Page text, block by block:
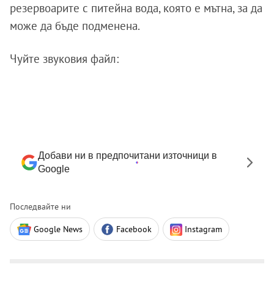
резервоарите с питейна вода, която е мътна, за да
може да бъде подменена.
Чуйте звуковия файл:
Добави ни в предпочитани източници в
Google
Последвайте ни
Google News Facebook Instagram